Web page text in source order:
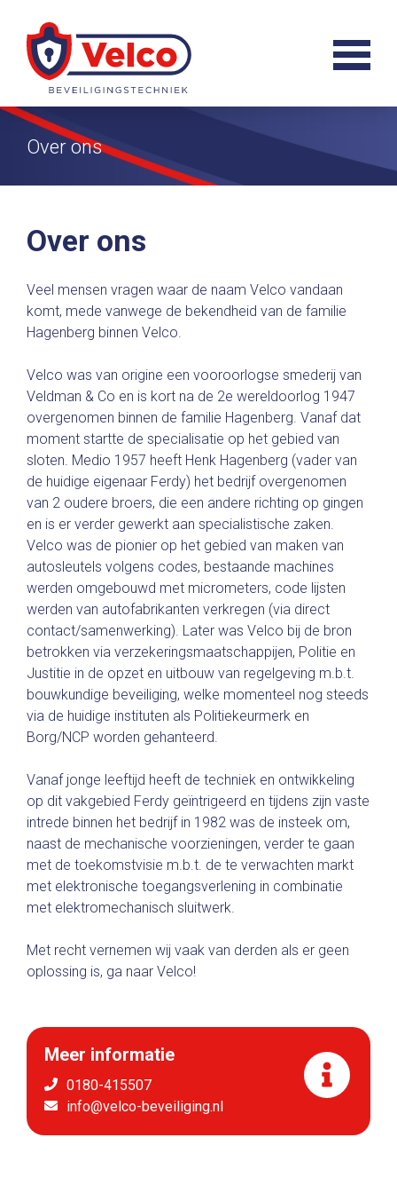
Over ons
Over ons
Veel mensen vragen waar de naam Velco vandaan
komt, mede vanwege de bekendheid van de familie
Hagenberg binnen Velco.
Velco was van origine een vooroorlogse smederij van
Veldman & Co en is kort na de 2e wereldoorlog 1947
overgenomen binnen de familie Hagenberg. Vanaf dat
moment startte de specialisatie op het gebied van
sloten. Medio 1957 heeft Henk Hagenberg (vader van
de huidige eigenaar Ferdy) het bedrijf overgenomen
van 2 oudere broers, die een andere richting op gingen
en is er verder gewerkt aan specialistische zaken.
Velco was de pionier op het gebied van maken van
autosleutels volgens codes, bestaande machines
werden omgebouwd met micrometers, code lijsten
werden van autofabrikanten verkregen (via direct
contact/samenwerking). Later was Velco bij de bron
betrokken via verzekeringsmaatschappijen, Politie en
Justitie in de opzet en uitbouw van regelgeving m.b.t.
bouwkundige beveiliging, welke momenteel nog steeds
via de huidige instituten als Politiekeurmerk en
Borg/NCP worden gehanteerd.
Vanaf jonge leeftijd heeft de techniek en ontwikkeling
op dit vakgebied Ferdy geïntrigeerd en tijdens zijn vaste
intrede binnen het bedrijf in 1982 was de insteek om,
naast de mechanische voorzieningen, verder te gaan
met de toekomstvisie m.b.t. de te verwachten markt
met elektronische toegangsverlening in combinatie
met elektromechanisch sluitwerk.
Met recht vernemen wij vaak van derden als er geen
oplossing is, ga naar Velco!
Meer informatie
0180-415507
info@velco-beveiliging.nl